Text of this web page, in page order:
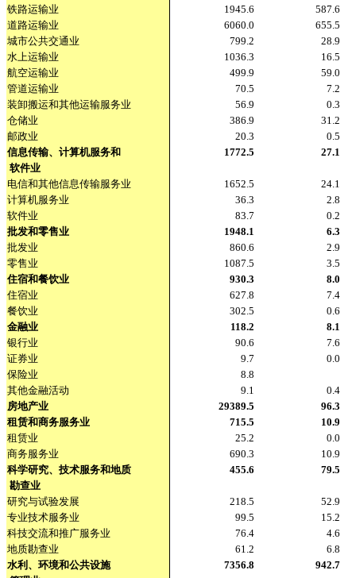
铁路运输业
1945.6
587.6
道路运输业
6060.0
655.5
城市公共交通业
799.2
28.9
水上运输业
1036.3
16.5
航空运输业
499.9
59.0
管道运输业
70.5
7.2
装卸搬运和其他运输服务业
56.9
0.3
仓储业
386.9
31.2
邮政业
20.3
0.5
信息传输、计算机服务和
1772.5
27.1
软件业
电信和其他信息传输服务业
1652.5
24.1
计算机服务业
36.3
2.8
软件业
83.7
0.2
批发和零售业
1948.1
6.3
批发业
860.6
2.9
零售业
1087.5
3.5
住宿和餐饮业
930.3
8.0
住宿业
627.8
7.4
餐饮业
302.5
0.6
金融业
118.2
8.1
银行业
90.6
7.6
证券业
9.7
0.0
保险业
8.8
其他金融活动
9.1
0.4
房地产业
29389.5
96.3
租赁和商务服务业
715.5
10.9
租赁业
25.2
0.0
商务服务业
690.3
10.9
科学研究、技术服务和地质
455.6
79.5
勘查业
研究与试验发展
218.5
52.9
专业技术服务业
99.5
15.2
科技交流和推广服务业
76.4
4.6
地质勘查业
61.2
6.8
水利、环境和公共设施
7356.8
942.7